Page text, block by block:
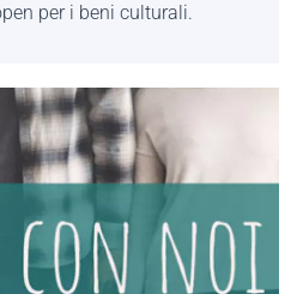
per i beni culturali.